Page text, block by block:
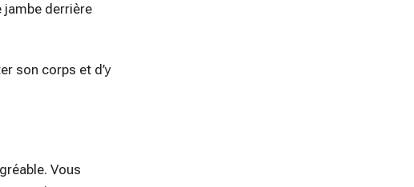
jambe derrière
son corps et d’y
Vous